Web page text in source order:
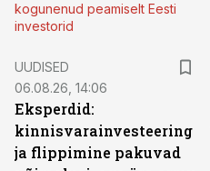
kogunenud peamiselt Eesti
investorid
UUDISED
06.08.26, 14:06
Eksperdid:
kinnisvarainvesteering
ja flippimine pakuvad